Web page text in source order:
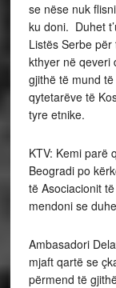
se nëse nuk
ku doni. Duhet
Listës Serbe
kthyer në qeveri
gjithë të mund
qytetarëve të
tyre etnike.
KTV: Kemi parë
Beogradi po
të Asociacionit
mendoni se
Ambasadori
mjaft qartë se
përmend të